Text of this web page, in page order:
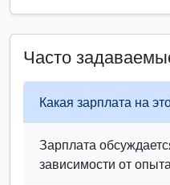
Часто
Какая зарплата на
Зарплата
зависимости от